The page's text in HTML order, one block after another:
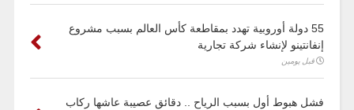
55 دولة أوروبية تهدد بمقاطعة كأس العالم بسبب مشروع
إنفانتينو لإنشاء شركة تجارية
قبل يومين
فشل هبوط أول بسبب الرياح .. دقائق عصيبة عاشها ركاب